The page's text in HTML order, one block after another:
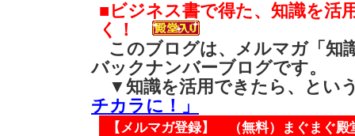
■ビジネス書で得た、知識を活
く！
このブログは、メルマガ「知
バックナンバーブログです。
▼知識を活用できたら、と
チカラに！」
【メルマガ登録】 （無料） まぐまぐ殿